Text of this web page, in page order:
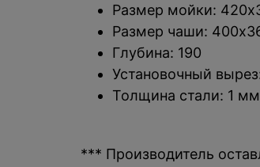
Размер мойки:
Размер чаши:
Глубина: 190
Установочный
Толщина стали: 1 мм
*** Производитель